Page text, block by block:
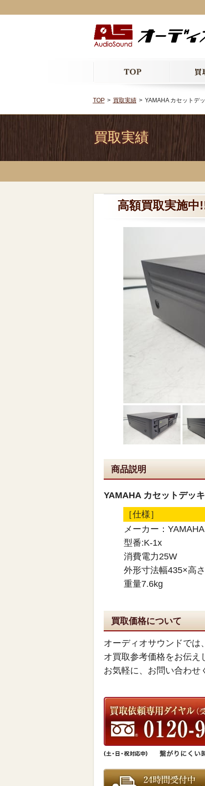
TOP 買取実績 YAMAHA カセットデ
買取実績
高額買取実施
商品説明
YAMAHA カセットデッ
［仕様］
メーカー：YAMAHA
型番:K-1x
消費電力25W
外形寸法幅435×高
重量7.6kg
買取価格について
オーディオサウンドでは
オ買取参考価格をお伝え
お気軽に、お問い合わせ